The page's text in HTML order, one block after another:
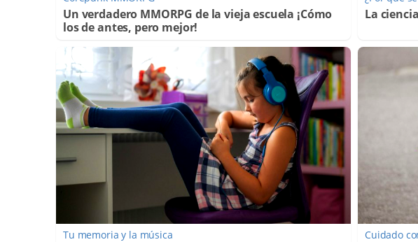
Un verdadero MMORPG de la vieja escuela ¡Cómo
los de antes, pero mejor!
La
Tu memoria y la música Cuidado